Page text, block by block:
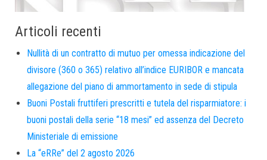
Articoli recenti
Nullità di un contratto di mutuo per omessa indicazione del
divisore (360 o 365) relativo all’indice EURIBOR e mancata
allegazione del piano di ammortamento in sede di stipula
Buoni Postali fruttiferi prescritti e tutela del risparmiatore: i
buoni postali della serie “18 mesi” ed assenza del Decreto
Ministeriale di emissione
La “eRRe” del 2 agosto 2026